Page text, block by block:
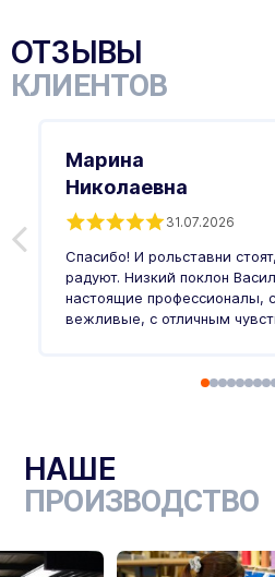
ОТЗЫВЫ
КЛИЕНТОВ
Марина
Николаевна
31.07.2026
Спасибо! И рольставни
радуют. Низкий поклон
настоящие профессионалы,
вежливые, с отличным
НАШЕ
ПРОИЗВОДСТВО